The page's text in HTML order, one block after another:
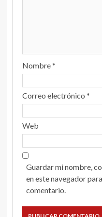
Nombre*
Correo electrónico *
Web
Guardar mi nombre,
en este navegador
comentario.